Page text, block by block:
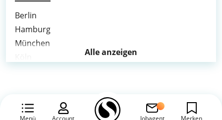
Menü Account Jobagent Merken
Berlin
Hamburg
München
Leipzig
Alle anzeigen